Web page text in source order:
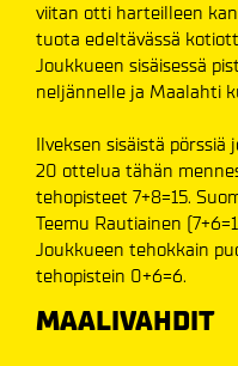
viitan otti harteilleen
tuota edeltävässä
Joukkueen sisäisessä
neljännelle ja Maalahti
Ilveksen sisäistä pörssiä
20 ottelua tähän
tehopisteet 7+8=15.
Teemu Rautiainen
Joukkueen tehokkain
tehopistein 0+6=6.
MAALIVAHDIT